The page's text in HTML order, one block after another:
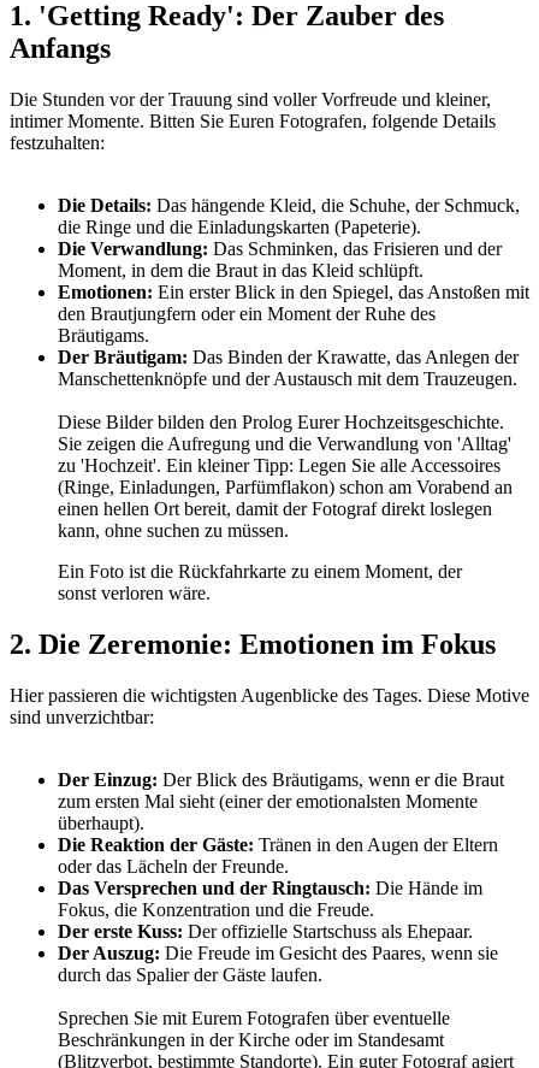
1. 'Getting Ready': Der Zauber des
Anfangs
Die Stunden vor der Trauung sind voller Vorfreude und kleiner,
intimer Momente. Bitten Sie Euren Fotografen, folgende Details
festzuhalten:
Die Details: Das hängende Kleid, die Schuhe, der Schmuck,
die Ringe und die Einladungskarten (Papeterie).
Die Verwandlung: Das Schminken, das Frisieren und der
Moment, in dem die Braut in das Kleid schlüpft.
Emotionen: Ein erster Blick in den Spiegel, das Anstoßen mit
den Brautjungfern oder ein Moment der Ruhe des
Bräutigams.
Der Bräutigam: Das Binden der Krawatte, das Anlegen der
Manschettenknöpfe und der Austausch mit dem Trauzeugen.
Diese Bilder bilden den Prolog Eurer Hochzeitsgeschichte.
Sie zeigen die Aufregung und die Verwandlung von 'Alltag'
zu 'Hochzeit'. Ein kleiner Tipp: Legen Sie alle Accessoires
(Ringe, Einladungen, Parfümflakon) schon am Vorabend an
einen hellen Ort bereit, damit der Fotograf direkt loslegen
kann, ohne suchen zu müssen.
Ein Foto ist die Rückfahrkarte zu einem Moment, der
sonst verloren wäre.
2. Die Zeremonie: Emotionen im Fokus
Hier passieren die wichtigsten Augenblicke des Tages. Diese Motive
sind unverzichtbar:
Der Einzug: Der Blick des Bräutigams, wenn er die Braut
zum ersten Mal sieht (einer der emotionalsten Momente
überhaupt).
Die Reaktion der Gäste: Tränen in den Augen der Eltern
oder das Lächeln der Freunde.
Das Versprechen und der Ringtausch: Die Hände im
Fokus, die Konzentration und die Freude.
Der erste Kuss: Der offizielle Startschuss als Ehepaar.
Der Auszug: Die Freude im Gesicht des Paares, wenn sie
durch das Spalier der Gäste laufen.
Sprechen Sie mit Eurem Fotografen über eventuelle
Beschränkungen in der Kirche oder im Standesamt
(Blitzverbot, bestimmte Standorte). Ein guter Fotograf agiert